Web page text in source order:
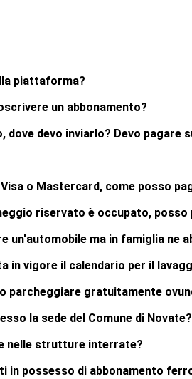
piattaforma?
un abbonamento?
devo inviarlo? Devo pagare
o Mastercard, come posso
riservato è occupato,
un'automobile ma in famiglia
in vigore il calendario per il
parcheggiare gratuitamente
la sede del Comune di Novate?
nelle strutture interrate?
in possesso di abbonamento